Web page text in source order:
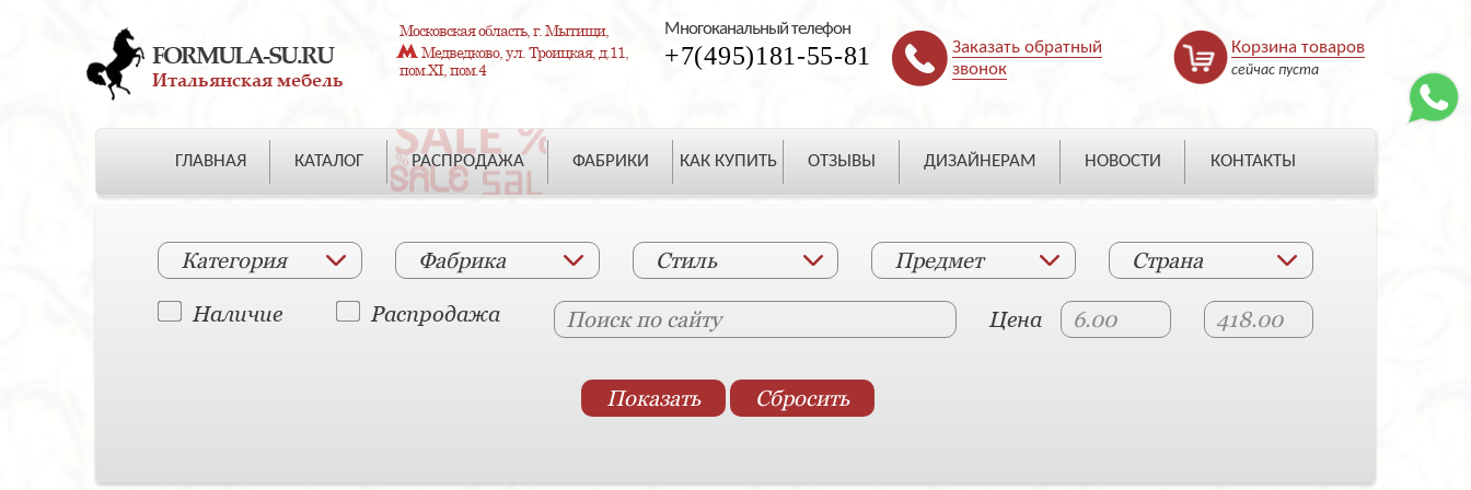
FORMULA-SU.RU
Итальянская мебель
Московская область, г. Мытищи,
Медведково, ул. Троицкая, д.11,
пом.XI, пом.4
Многоканальный телефон
+7(495)181-55-81
Заказать обратный
звонок
Корзина товаров
сейчас пуста
ГЛАВНАЯ КАТАЛОГ РАСПРОДАЖА ФАБРИКИ КАК КУПИТЬ ОТЗЫВЫ ДИЗАЙНЕРАМ НОВОСТИ КОНТАКТЫ
Категория Фабрика Стиль Предмет Страна
Наличие Распродажа Цена